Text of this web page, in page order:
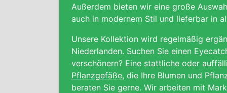
Außerdem bieten wir eine große
auch in modernem Stil und lieferbar in
Unsere Kollektion wird regelmäßig
Niederlanden. Suchen Sie einen
verschönern? Eine stattliche oder
Pflanzgefäße, die Ihre Blumen und
beraten Sie gerne. Wir arbeiten mit